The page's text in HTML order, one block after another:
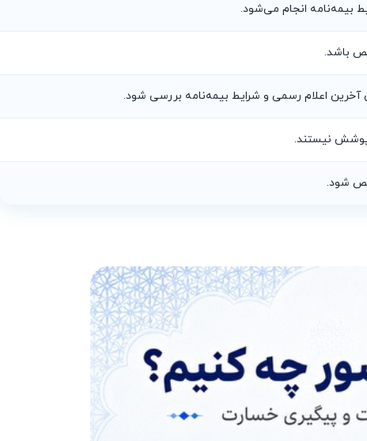
بیمه‌نامه انجام می‌شود.
باشد.
آخرین اعلام رسمی و شرایط بیمه‌نامه بررسی شود.
نیستند.
شود.